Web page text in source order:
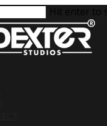
Hit enter to